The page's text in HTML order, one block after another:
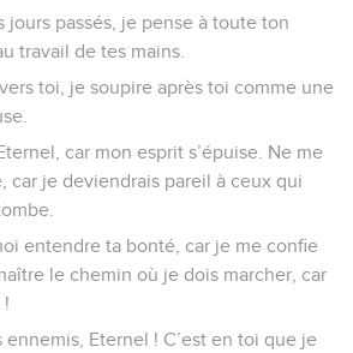
jours passés, je pense à toute ton
travail de tes mains.
toi, je soupire après toi comme une
car mon esprit s’épuise. Ne me
car je deviendrais pareil à ceux qui
entendre ta bonté, car je me confie
le chemin où je dois marcher, car
!
Eternel ! C’est en toi que je